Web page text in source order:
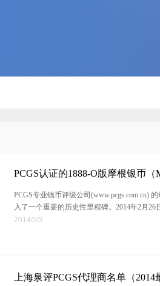
PCGS认证的1888-O版摩根银币
PCGS专业钱币评级公司(www.pcgs.com.cn)
入了一个重要的历史性里程碑。2014年2月26
2014/3/3
上海泉评PCGS代理商名单（2014